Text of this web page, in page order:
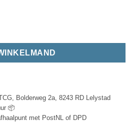
Bolderweg 2a, 8243 RD Lelystad
📦
met PostNL of DPD